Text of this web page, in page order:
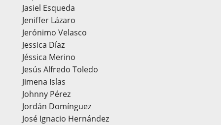
Jasiel Esqueda
Jeniffer Lázaro
Jerónimo Velasco
Jessica Díaz
Jéssica Merino
Jesús Alfredo Toledo
Jimena Islas
Johnny Pérez
Jordán Domínguez
José Ignacio Hernández